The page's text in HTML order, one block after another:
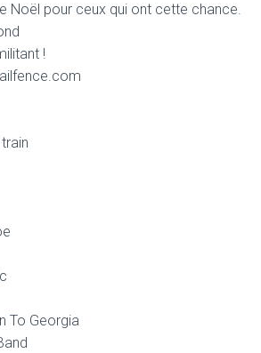
Noël pour ceux qui ont cette chance.
!
To Georgia